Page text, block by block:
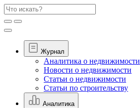
Журнал
Аналитика о недвижимости
Новости о недвижимости
Статьи о недвижимости
Статьи по строительству
Аналитика